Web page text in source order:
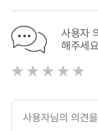
사용자
해주세